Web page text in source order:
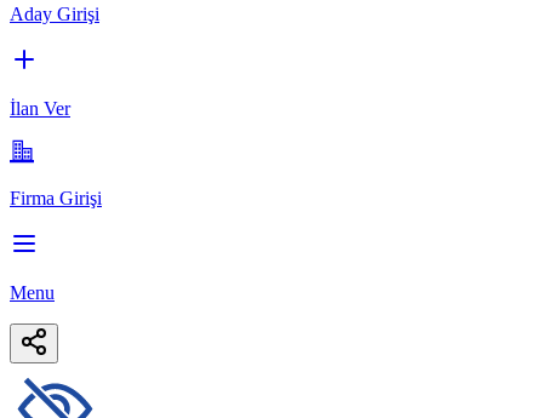
Aday Girişi
İlan Ver
Firma Girişi
Menu